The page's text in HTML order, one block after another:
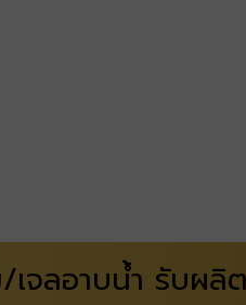
จลอาบน้ำ รับผลิ